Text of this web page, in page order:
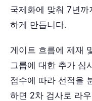
국제화에 맞춰 7년
하게 만듭니다.
게이트 흐름에 제재
그룹에 대한 추가 심
점수에 따라 선적을
하면 2차 검사로 라